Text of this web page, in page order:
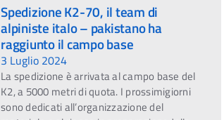
Spedizione K2-70, il team di
alpiniste italo – pakistano ha
raggiunto il campo base
3 Luglio 2024
La spedizione è arrivata al campo base del
K2, a 5000 metri di quota. I prossimigiorni
sono dedicati all’organizzazione del